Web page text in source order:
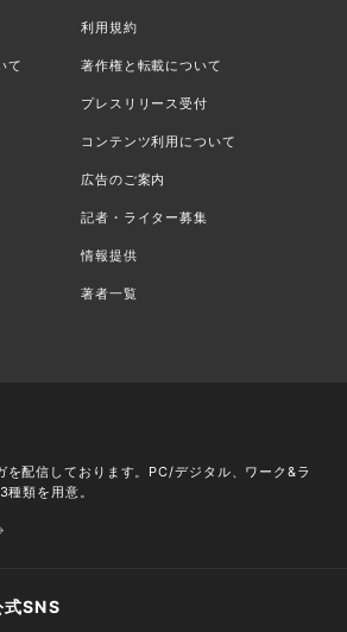
利用規約
て 著作権と転載について
プレスリリース受付
コンテンツ利用について
広告のご案内
記者・ライター募集
情報提供
著者一覧
を配信しております。PC/デジタル、ワーク&ラ
類を用意。
式SNS